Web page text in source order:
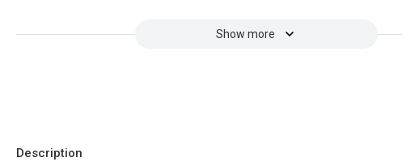
Show more
Description